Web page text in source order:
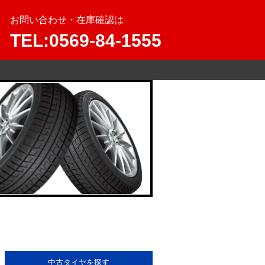
お問い合わせ・在庫確認は
TEL:0569-84-1555
中古タイヤを探す